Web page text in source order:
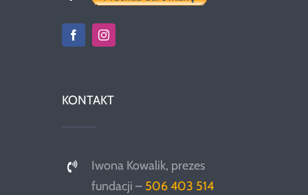
KONTAKT
Iwona Kowalik, prezes
fundacji – 506 403 514